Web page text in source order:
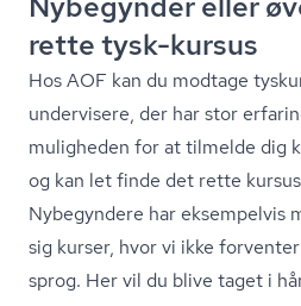
rette tysk-kursus
Hos AOF kan du modtage
undervisere, der har stor
muligheden for at tilmelde dig
og kan let finde det rette
Nybegyndere har eksempelvis
sig kurser, hvor vi ikke
sprog. Her vil du blive taget i